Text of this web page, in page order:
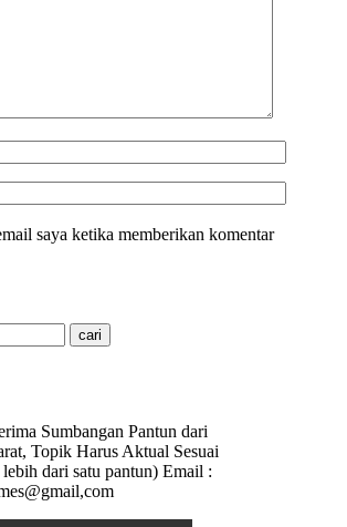
saya ketika memberikan komentar
Sumbangan Pantun dari
Topik Harus Aktual Sesuai
dari satu pantun) Email :